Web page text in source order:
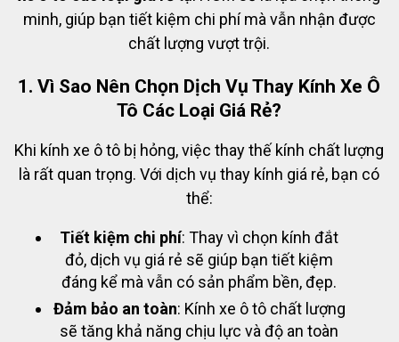
minh, giúp bạn tiết kiệm chi phí mà vẫn nhận được
chất lượng vượt trội.
1. Vì Sao Nên Chọn Dịch Vụ Thay Kính Xe Ô
Tô Các Loại Giá Rẻ?
Khi kính xe ô tô bị hỏng, việc thay thế kính chất lượng
là rất quan trọng. Với dịch vụ thay kính giá rẻ, bạn có
thể:
Tiết kiệm chi phí: Thay vì chọn kính đắt
đỏ, dịch vụ giá rẻ sẽ giúp bạn tiết kiệm
đáng kể mà vẫn có sản phẩm bền, đẹp.
Đảm bảo an toàn: Kính xe ô tô chất lượng
sẽ tăng khả năng chịu lực và độ an toàn